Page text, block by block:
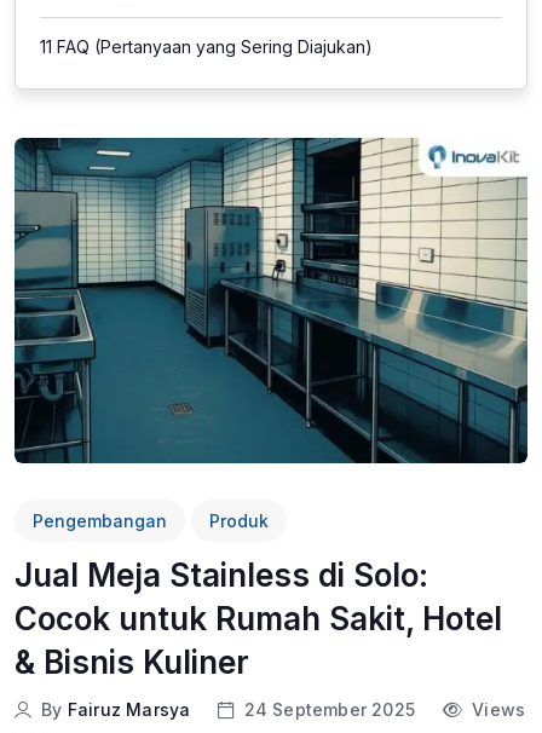
11 FAQ (Pertanyaan yang Sering Diajukan)
Pengembangan Produk
Jual Meja Stainless di Solo:
Cocok untuk Rumah Sakit, Hotel
& Bisnis Kuliner
By Fairuz Marsya 24 September 2025
Views